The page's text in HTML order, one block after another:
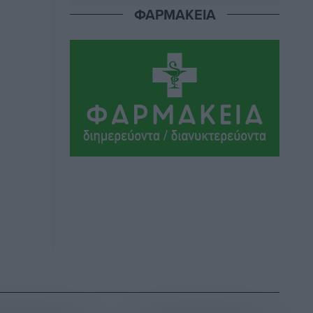
πριν 3 ώρες
Κατταβιά: Πρόεδρος ο Μανώλης
Φραντζής, απέκτησε τον νεαρό
Αθλητικά• πριν 3 ώρες
ΦΑΡΜΑΚΕΙΑ